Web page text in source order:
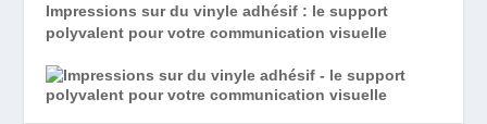
Impressions sur du vinyle adhésif : le support
polyvalent pour votre communication visuelle